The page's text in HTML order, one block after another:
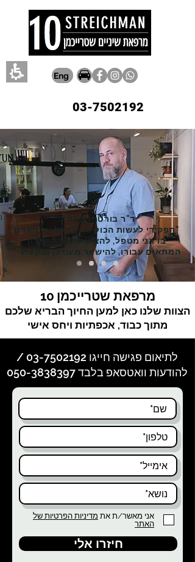
Eng
03-7502192
ד"ר בורטמן מאמין:
"תפקידי לעשות הכול כדי להקל על האדם
בו אני מטפל, להציע לו את הפתרון
המתאים עבורו, להישאר מעודכן ומקצועי"
מרפאת שטרייכמן 10
הצוות שלנו כאן למען החיוך הבריא שלכם
מתוך כבוד, אכפתיות ויחס אישי
לתיאום פגישה חייגו 03-7502192
/
להודעות וואטסאפ בלבד050-3838397
אני מאשר/ת את מדיניות הפרטיות של
האתר
חיזרו אלי